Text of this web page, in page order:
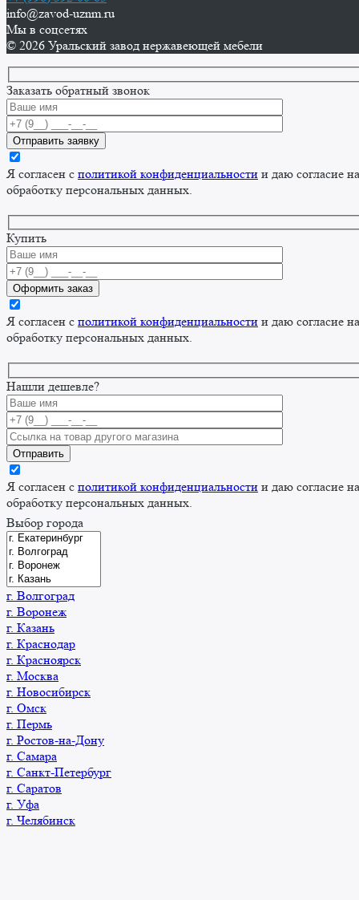
info@zavod-uznm.ru
Мы в соцсетях
© 2026 Уральский завод нержавеющей мебели
Заказать обратный звонок
Я согласен с политикой конфиденциальности и даю согласие на
обработку персональных данных.
Купить
Я согласен с политикой конфиденциальности и даю согласие на
обработку персональных данных.
Нашли дешевле?
Я согласен с политикой конфиденциальности и даю согласие на
обработку персональных данных.
Выбор города
г. Волгоград
г. Воронеж
г. Казань
г. Краснодар
г. Красноярск
г. Москва
г. Новосибирск
г. Омск
г. Пермь
г. Ростов-на-Дону
г. Самара
г. Санкт-Петербург
г. Саратов
г. Уфа
г. Челябинск